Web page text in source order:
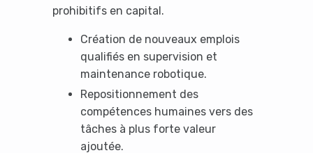
prohibitifs en capital.
Création de nouveaux emplois
qualifiés en supervision et
maintenance robotique.
Repositionnement des
compétences humaines vers des
tâches à plus forte valeur
ajoutée.